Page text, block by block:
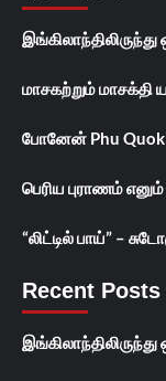
இங்கிலாந்திலிருந்து
மாசகற்றும்
போனேன் Phu Quok
பெரிய புராணம் எனும்
“லிட்டில் பாய்” –
Recent Posts
இங்கிலாந்திலிருந்து